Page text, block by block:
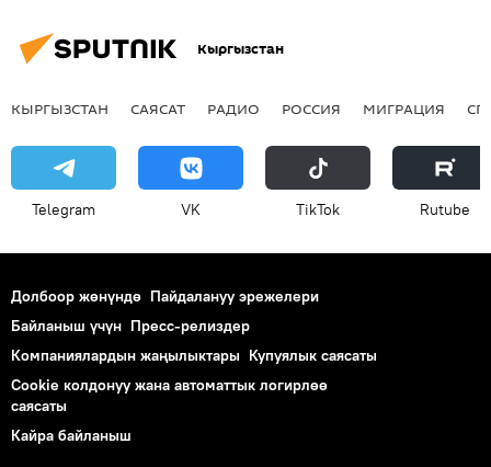
Кыргызстан
КЫРГЫЗСТАН САЯСАТ РАДИО РОССИЯ МИГРАЦИЯ
Telegram VK ТikТоk Rutube
Долбоор жөнүндө Пайдалануу эрежелери
Байланыш үчүн Пресс-релиздер
Компаниялардын жаңылыктары Купуялык саясаты
Cookie колдонуу жана автоматтык логирлөө
саясаты
Кайра байланыш